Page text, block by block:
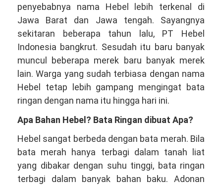
penyebabnya nama Hebel lebih terkenal di
Jawa Barat dan Jawa tengah. Sayangnya
sekitaran beberapa tahun lalu, PT Hebel
Indonesia bangkrut. Sesudah itu baru banyak
muncul beberapa merek baru banyak merek
lain. Warga yang sudah terbiasa dengan nama
Hebel tetap lebih gampang mengingat bata
ringan dengan nama itu hingga hari ini.
Apa Bahan Hebel? Bata Ringan dibuat Apa?
Hebel sangat berbeda dengan bata merah. Bila
bata merah hanya terbagi dalam tanah liat
yang dibakar dengan suhu tinggi, bata ringan
terbagi dalam banyak bahan baku. Adonan